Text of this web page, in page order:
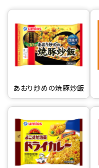
あおり炒めの焼豚炒飯